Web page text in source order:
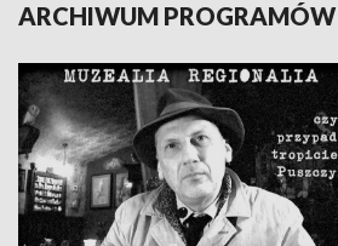
ARCHIWUM PROGRAMÓW